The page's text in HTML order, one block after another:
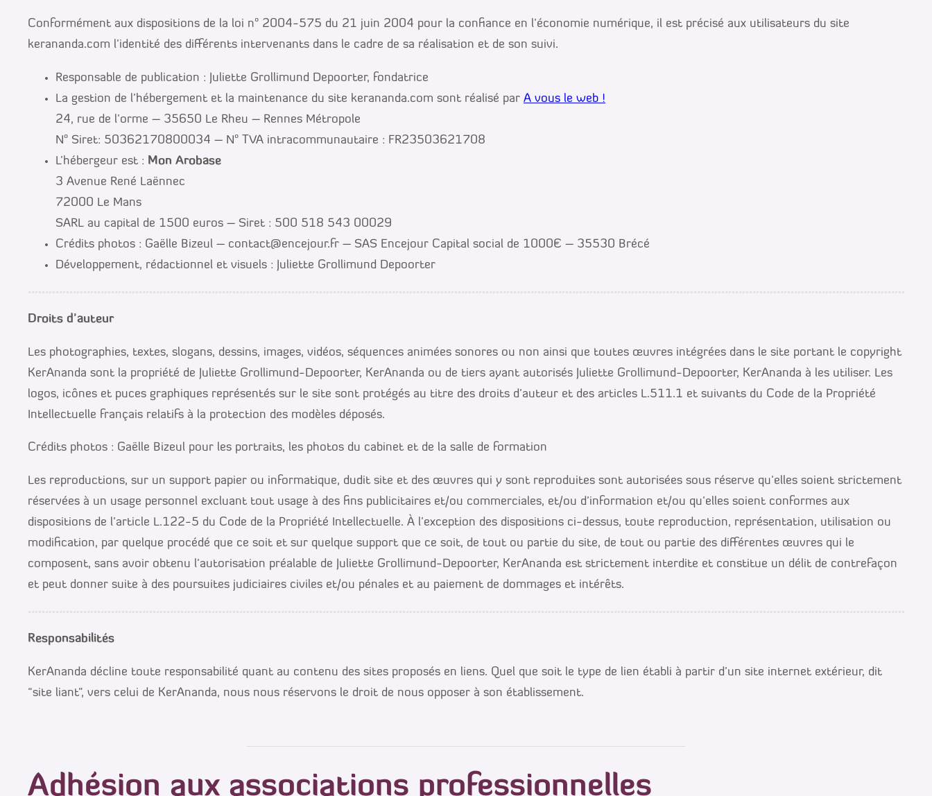
Conformément aux dispositions de la loi n° 2004-575 du 21 juin 2004 pour la confiance en l’économie numérique, il est précisé aux utilisateurs du site
kerananda.com l’identité des différents intervenants dans le cadre de sa réalisation et de son suivi.
Responsable de publication : Juliette Grollimund Depoorter, fondatrice
La gestion de l’hébergement et la maintenance du site kerananda.com sont réalisé par A vous le web !
24, rue de l’orme – 35650 Le Rheu – Rennes Métropole
N° Siret: 50362170800034 – N° TVA intracommunautaire : FR23503621708
L’hébergeur est : Mon Arobase
3 Avenue René Laënnec
72000 Le Mans
SARL au capital de 1500 euros – Siret : 500 518 543 00029
Crédits photos : Gaëlle Bizeul – contact@encejour.fr – SAS Encejour Capital social de 1000€ – 35530 Brécé
Développement, rédactionnel et visuels : Juliette Grollimund Depoorter
Droits d’auteur
Les photographies, textes, slogans, dessins, images, vidéos, séquences animées sonores ou non ainsi que toutes œuvres intégrées dans le site portant le copyright
KerAnanda sont la propriété de Juliette Grollimund-Depoorter, KerAnanda ou de tiers ayant autorisés Juliette Grollimund-Depoorter, KerAnanda à les utiliser. Les
logos, icônes et puces graphiques représentés sur le site sont protégés au titre des droits d’auteur et des articles L.511.1 et suivants du Code de la Propriété
Intellectuelle français relatifs à la protection des modèles déposés.
Crédits photos : Gaëlle Bizeul pour les portraits, les photos du cabinet et de la salle de formation
Les reproductions, sur un support papier ou informatique, dudit site et des œuvres qui y sont reproduites sont autorisées sous réserve qu’elles soient strictement
réservées à un usage personnel excluant tout usage à des fins publicitaires et/ou commerciales, et/ou d’information et/ou qu’elles soient conformes aux
dispositions de l’article L.122-5 du Code de la Propriété Intellectuelle. À l’exception des dispositions ci-dessus, toute reproduction, représentation, utilisation ou
modification, par quelque procédé que ce soit et sur quelque support que ce soit, de tout ou partie du site, de tout ou partie des différentes œuvres qui le
composent, sans avoir obtenu l’autorisation préalable de Juliette Grollimund-Depoorter, KerAnanda est strictement interdite et constitue un délit de contrefaçon
et peut donner suite à des poursuites judiciaires civiles et/ou pénales et au paiement de dommages et intérêts.
Responsabilités
KerAnanda décline toute responsabilité quant au contenu des sites proposés en liens. Quel que soit le type de lien établi à partir d’un site internet extérieur, dit
“site liant”, vers celui de KerAnanda, nous nous réservons le droit de nous opposer à son établissement.
Adhésion aux associations professionnelles